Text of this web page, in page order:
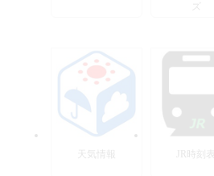
天気情報 JR時刻表